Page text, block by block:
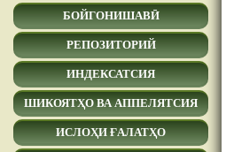
БОЙГОНИШАВӢ
РЕПОЗИТОРИЙ
ИНДЕКСАТСИЯ
ШИКОЯТҲО ВА АППЕЛЯТСИЯ
ИСЛОҲИ ҒАЛАТҲО